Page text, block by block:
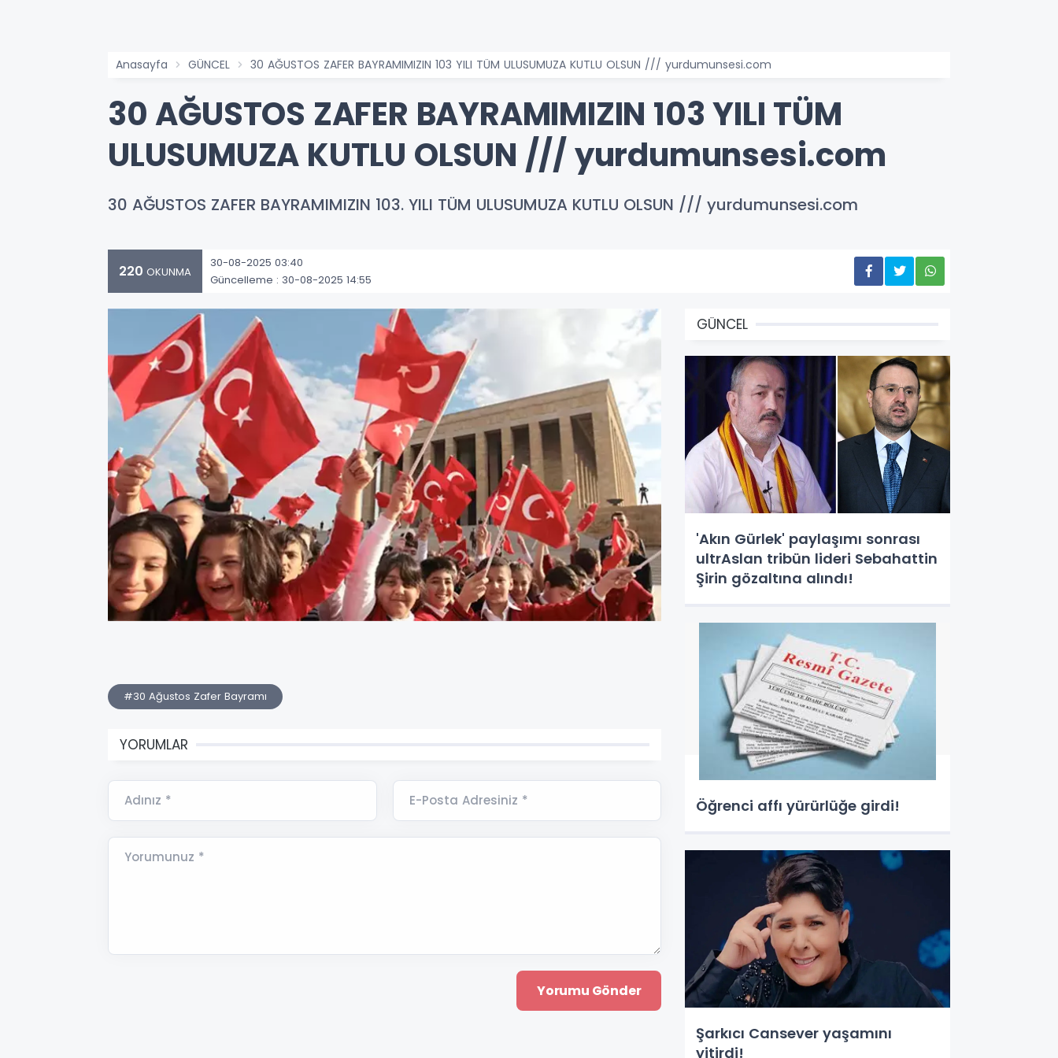
Anasayfa GÜNCEL 30 AĞUSTOS ZAFER BAYRAMIMIZIN 103 YILI TÜM ULUSUMUZA KUTLU OLSUN /// yurdumunsesi.com
30 AĞUSTOS ZAFER BAYRAMIMIZIN 103 YILI TÜM
ULUSUMUZA KUTLU OLSUN /// yurdumunsesi.com
30 AĞUSTOS ZAFER BAYRAMIMIZIN 103. YILI TÜM ULUSUMUZA KUTLU OLSUN /// yurdumunsesi.com
220 OKUNMA
30-08-2025 03:40
Güncelleme : 30-08-2025 14:55
#30 Ağustos Zafer Bayramı
YORUMLAR
Adınız * E-Posta Adresiniz *
Yorumunuz *
GÜNCEL
'Akın Gürlek' paylaşımı sonrası
ultrAslan tribün lideri Sebahattin
Şirin gözaltına alındı!
Öğrenci affı yürürlüğe girdi!
Şarkıcı Cansever yaşamını
yitirdi!